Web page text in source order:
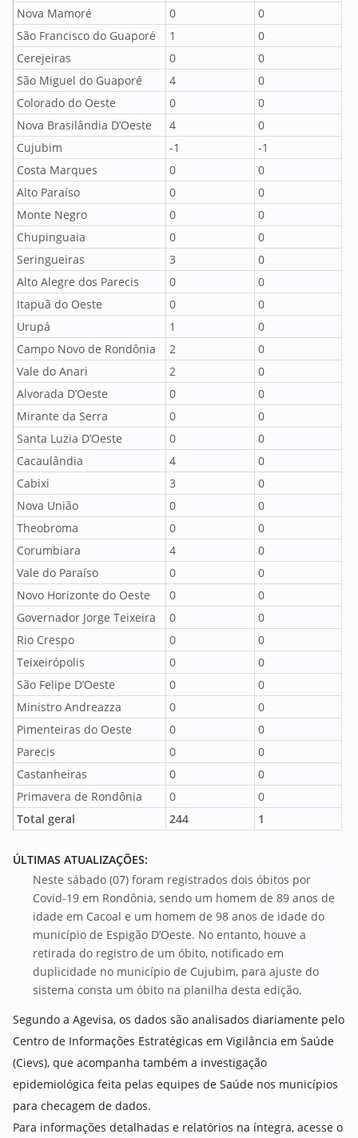
Nova Mamoré
0
0
São Francisco do Guaporé
1
0
Cerejeiras
0
0
São Miguel do Guaporé
4
0
Colorado do Oeste
0
0
Nova Brasilândia D’Oeste
4
0
Cujubim
-1
-1
Costa Marques
0
0
Alto Paraíso
0
0
Monte Negro
0
0
Chupinguaia
0
0
Seringueiras
3
0
Alto Alegre dos Parecis
0
0
Itapuã do Oeste
0
0
Urupá
1
0
Campo Novo de Rondônia
2
0
Vale do Anari
2
0
Alvorada D’Oeste
0
0
Mirante da Serra
0
0
Santa Luzia D’Oeste
0
0
Cacaulândia
4
0
Cabixi
3
0
Nova União
0
0
Theobroma
0
0
Corumbiara
4
0
Vale do Paraíso
0
0
Novo Horizonte do Oeste
0
0
Governador Jorge Teixeira
0
0
Rio Crespo
0
0
Teixeirópolis
0
0
São Felipe D’Oeste
0
0
Ministro Andreazza
0
0
Pimenteiras do Oeste
0
0
Parecis
0
0
Castanheiras
0
0
Primavera de Rondônia
0
0
Total geral
244 1
ÚLTIMAS ATUALIZAÇÕES:
Neste sábado (07) foram registrados dois óbitos por
Covid-19 em Rondônia, sendo um homem de 89 anos de
idade em Cacoal e um homem de 98 anos de idade do
município de Espigão D’Oeste. No entanto, houve a
retirada do registro de um óbito, notificado em
duplicidade no município de Cujubim, para ajuste do
sistema consta um óbito na planilha desta edição.
Segundo a Agevisa, os dados são analisados diariamente pelo
Centro de Informações Estratégicas em Vigilância em Saúde
(Cievs), que acompanha também a investigação
epidemiológica feita pelas equipes de Saúde nos municípios
para checagem de dados.
Para informações detalhadas e relatórios na íntegra, acesse o